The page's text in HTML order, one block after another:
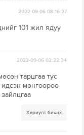
2022-09-06 08:16:27
101 жил ядуу
2022-09-06 02:22:34
тарцгаа тус
идсэн мөнгөөрөө
Хариулт бичих